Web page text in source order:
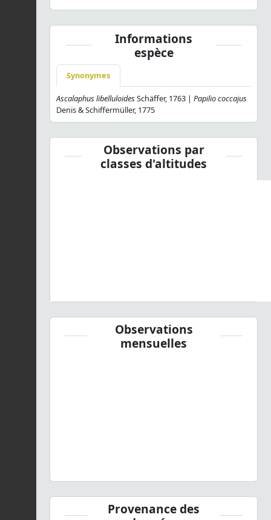
Informations
espèce
Synonymes
Ascalaphus libelluloides Schäffer, 1763 | Papilio coccajus
Denis & Schiffermüller, 1775
Observations par
classes d'altitudes
Observations
mensuelles
Provenance des